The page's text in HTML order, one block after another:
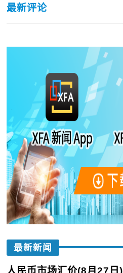
最新评论
最新新闻
人民币市场汇价(8月27日)